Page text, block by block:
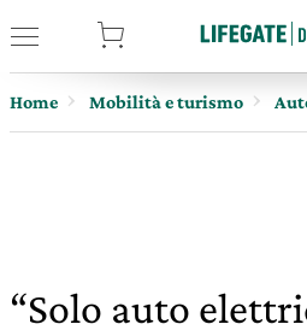
Home Mobilità e turismo
“Solo auto